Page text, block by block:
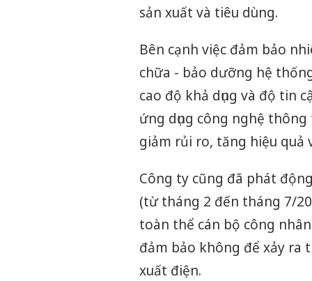
sản xuất và tiêu dùng.
Bên cạnh việc đảm bảo
chữa - bảo dưỡng hệ
cao độ khả dụng và độ tin
ứng dụng công nghệ
giảm rủi ro, tăng hiệu quả
Công ty cũng đã phát
(từ tháng 2 đến tháng 7/
toàn thể cán bộ công
đảm bảo không để xảy ra
xuất điện.